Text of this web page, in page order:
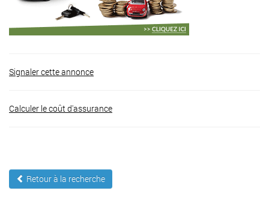
Signaler cette annonce
Calculer le coût d'assurance
Retour à la recherche